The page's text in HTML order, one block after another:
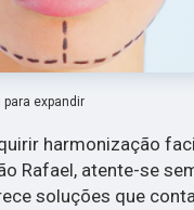
expandir
harmonização
Rafael, atente-se
soluções que